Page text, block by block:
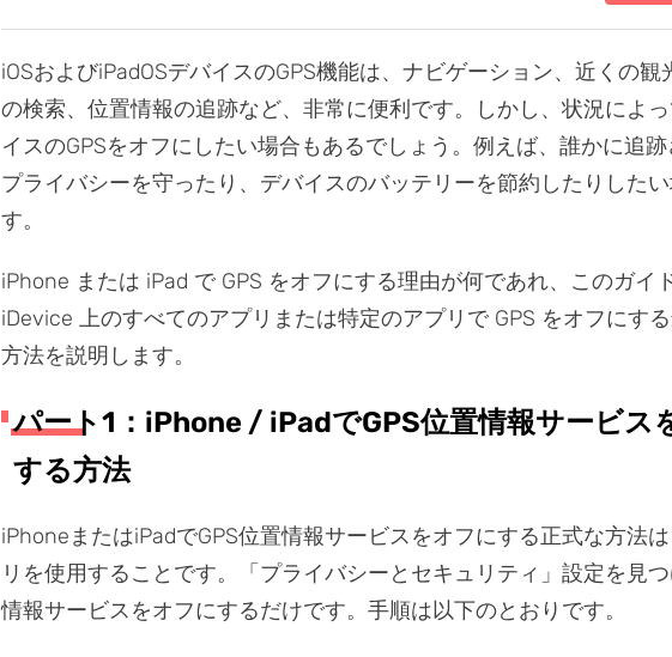
iOSおよびiPadOSデバイスのGPS機能は、ナビゲーション、近くの観
の検索、位置情報の追跡など、非常に便利です。しかし、状況によ
イスのGPSをオフにしたい場合もあるでしょう。例えば、誰かに追
プライバシーを守ったり、デバイスのバッテリーを節約したりした
す。
iPhone または iPad で GPS をオフにする理由が何であれ、このガイ
iDevice 上のすべてのアプリまたは特定のアプリで GPS をオフにす
方法を説明します。
パート1：iPhone / iPadでGPS位置情報サービス
する方法
iPhoneまたはiPadでGPS位置情報サービスをオフにする正式な方法
リを使用することです。「プライバシーとセキュリティ」設定を見
情報サービスをオフにするだけです。手順は以下のとおりです。